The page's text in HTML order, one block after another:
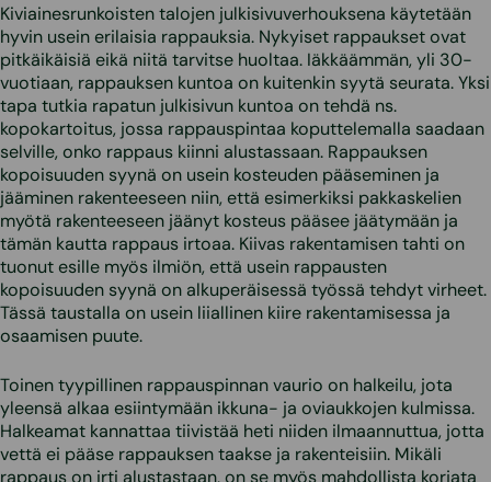
Kiviainesrunkoisten talojen julkisivuverhouksena käytetään
hyvin usein erilaisia rappauksia. Nykyiset rappaukset ovat
pitkäikäisiä eikä niitä tarvitse huoltaa. Iäkkäämmän, yli 30-
vuotiaan, rappauksen kuntoa on kuitenkin syytä seurata. Yksi
tapa tutkia rapatun julkisivun kuntoa on tehdä ns.
kopokartoitus, jossa rappauspintaa koputtelemalla saadaan
selville, onko rappaus kiinni alustassaan. Rappauksen
kopoisuuden syynä on usein kosteuden pääseminen ja
jääminen rakenteeseen niin, että esimerkiksi pakkaskelien
myötä rakenteeseen jäänyt kosteus pääsee jäätymään ja
tämän kautta rappaus irtoaa. Kiivas rakentamisen tahti on
tuonut esille myös ilmiön, että usein rappausten
kopoisuuden syynä on alkuperäisessä työssä tehdyt virheet.
Tässä taustalla on usein liiallinen kiire rakentamisessa ja
osaamisen puute.
Toinen tyypillinen rappauspinnan vaurio on halkeilu, jota
yleensä alkaa esiintymään ikkuna- ja oviaukkojen kulmissa.
Halkeamat kannattaa tiivistää heti niiden ilmaannuttua, jotta
vettä ei pääse rappauksen taakse ja rakenteisiin. Mikäli
rappaus on irti alustastaan, on se myös mahdollista korjata